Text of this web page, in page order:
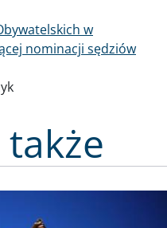
w
nominacji sędziów